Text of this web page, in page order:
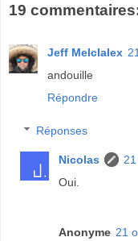
19
Jeff Melclalex
andouille
Répondre
Réponses
Nicolas
Oui.
Anonyme 21